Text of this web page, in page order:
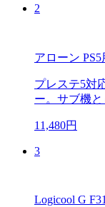
2
アローン
プレステ5対
ー。サブ機と
11,480円
3
Logicool G